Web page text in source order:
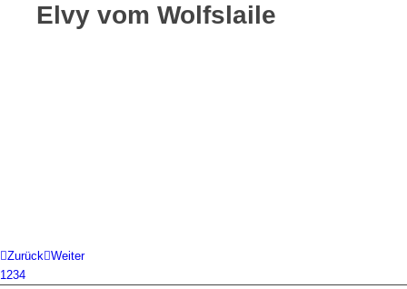
Elvy vom Wolfslaile
Zurück Weiter
1234